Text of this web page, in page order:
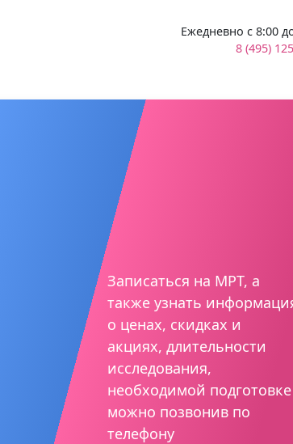
Ежедневно с 8:00
8 (495)
Записаться на МРТ, а
также узнать
о ценах, скидках и
акциях, длительности
исследования,
необходимой подготовке
можно позвонив по
телефону